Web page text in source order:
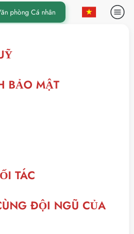
phòng Cá nhân
BẢO MẬT
TÁC
ĐỘI NGŨ CỦA